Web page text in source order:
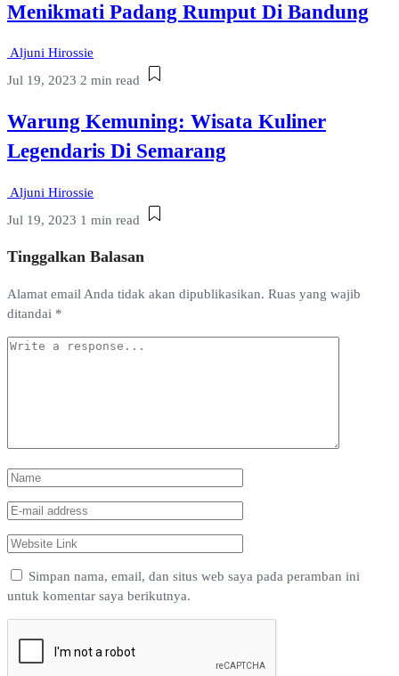
Menikmati Padang Rumput Di Bandung
Aljuni Hirossie
Jul 19, 2023 2 min read
Warung Kemuning: Wisata Kuliner
Legendaris Di Semarang
Aljuni Hirossie
Jul 19, 2023 1 min read
Tinggalkan Balasan
Alamat email Anda tidak akan dipublikasikan. Ruas yang wajib
ditandai *
Simpan nama, email, dan situs web saya pada peramban ini
untuk komentar saya berikutnya.